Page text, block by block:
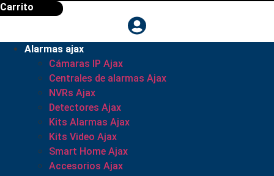
Carrito
Alarmas ajax
Cámaras IP Ajax
Centrales de alarmas Ajax
NVRs Ajax
Detectores Ajax
Kits Alarmas Ajax
Kits Video Ajax
Smart Home Ajax
Accesorios Ajax